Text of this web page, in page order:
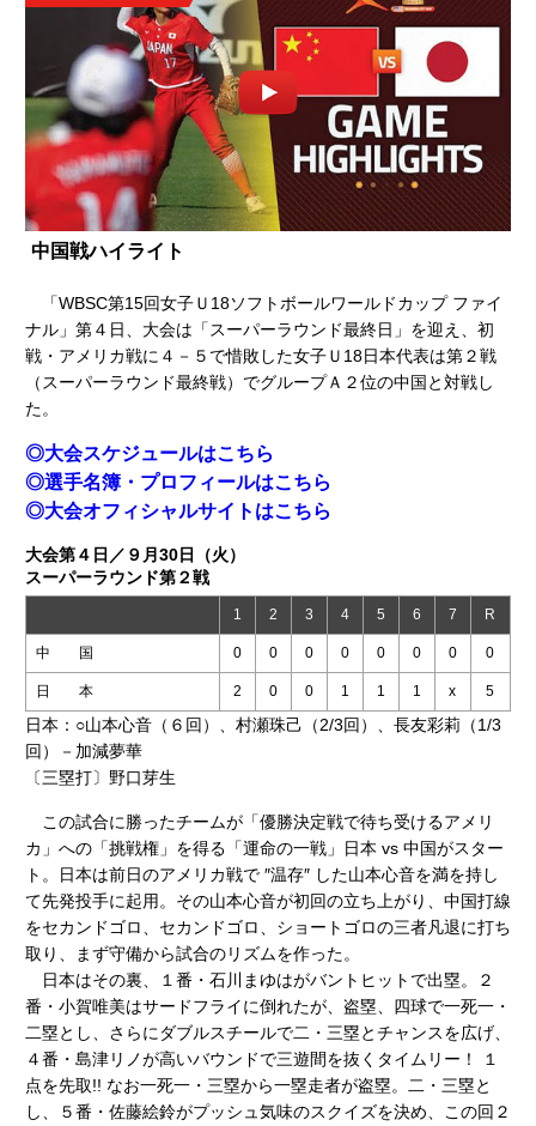
中国戦ハイライト
「WBSC第15回女子Ｕ18ソフトボールワールドカップ ファイ
ナル」第４日、大会は「スーパーラウンド最終日」を迎え、初
戦・アメリカ戦に４－５で惜敗した女子Ｕ18日本代表は第２戦
（スーパーラウンド最終戦）でグループＡ２位の中国と対戦し
た。
◎大会スケジュールはこちら
◎選手名簿・プロフィールはこちら
◎大会オフィシャルサイトはこちら
大会第４日／９月30日（火）
スーパーラウンド第２戦
1 2 3 4 5 6 7 R
中 国 0 0 0 0 0 0 0 0
日 本 2 0 0 1 1 1 x 5
日本：○山本心音（６回）、村瀬珠己（2/3回）、長友彩莉（1/3
回）－加減夢華
〔三塁打〕野口芽生
この試合に勝ったチームが「優勝決定戦で待ち受けるアメリ
カ」への「挑戦権」を得る「運命の一戦」日本 vs 中国がスター
ト。日本は前日のアメリカ戦で ″温存″ した山本心音を満を持し
て先発投手に起用。その山本心音が初回の立ち上がり、中国打線
をセカンドゴロ、セカンドゴロ、ショートゴロの三者凡退に打ち
取り、まず守備から試合のリズムを作った。
日本はその裏、１番・石川まゆはがバントヒットで出塁。２
番・小賀唯美はサードフライに倒れたが、盗塁、四球で一死一・
二塁とし、さらにダブルスチールで二・三塁とチャンスを広げ、
４番・島津リノが高いバウンドで三遊間を抜くタイムリー！ １
点を先取!! なお一死一・三塁から一塁走者が盗塁。二・三塁と
し、５番・佐藤絵鈴がプッシュ気味のスクイズを決め、この回２